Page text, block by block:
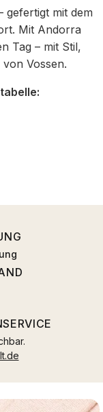
gefertigt mit dem
Mit Andorra
Tag – mit Stil,
Vossen.